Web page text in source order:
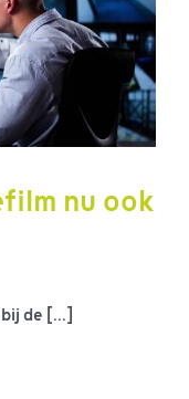
nu ook
de [...]